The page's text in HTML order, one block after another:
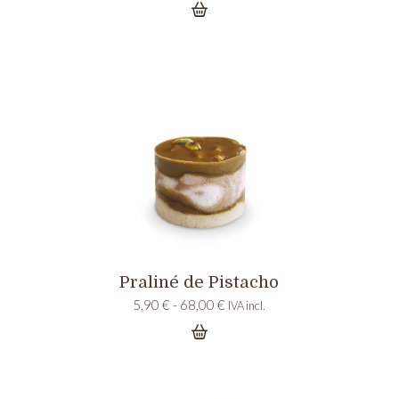
Praliné de Pistacho
5,90€- 68,00€ Rango
IVA incl.